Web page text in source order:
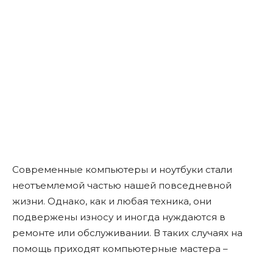
Современные компьютеры и ноутбуки стали
неотъемлемой частью нашей повседневной
жизни. Однако, как и любая техника, они
подвержены износу и иногда нуждаются в
ремонте или обслуживании. В таких случаях на
помощь приходят компьютерные мастера –